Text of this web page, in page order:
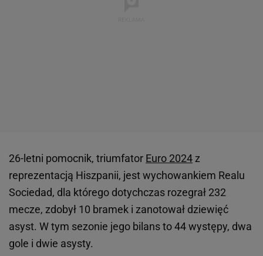
26-letni pomocnik, triumfator Euro 2024 z
reprezentacją Hiszpanii, jest wychowankiem Realu
Sociedad, dla którego dotychczas rozegrał 232
mecze, zdobył 10 bramek i zanotował dziewięć
asyst. W tym sezonie jego bilans to 44 występy, dwa
gole i dwie asysty.